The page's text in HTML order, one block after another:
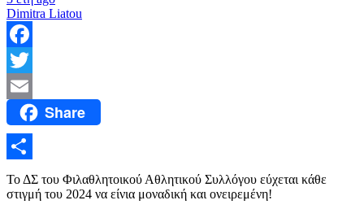
Dimitra Liatou
Facebook
Twitter
Email Share
Μοιραστείτε
Το ΔΣ του Φιλαθλητοικού Αθλητικού Συλλόγου εύχεται κάθε
στιγμή του 2024 να είνια μοναδική και ονειρεμένη!